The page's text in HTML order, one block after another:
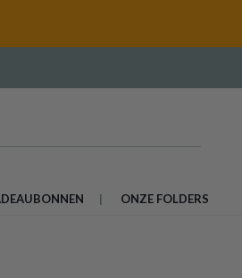
ONZE FOLDERS